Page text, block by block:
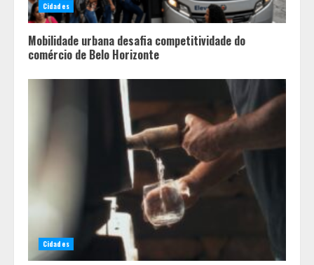
Cidades
Mobilidade urbana desafia competitividade do
comércio de Belo Horizonte
Cidades